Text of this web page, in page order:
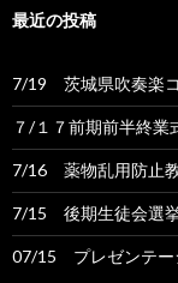
最近の投稿
7/19 茨城県吹奏楽
７/１７前期前半終業
7/16 薬物乱用防止
7/15 後期生徒会選
07/15 プレゼンテー